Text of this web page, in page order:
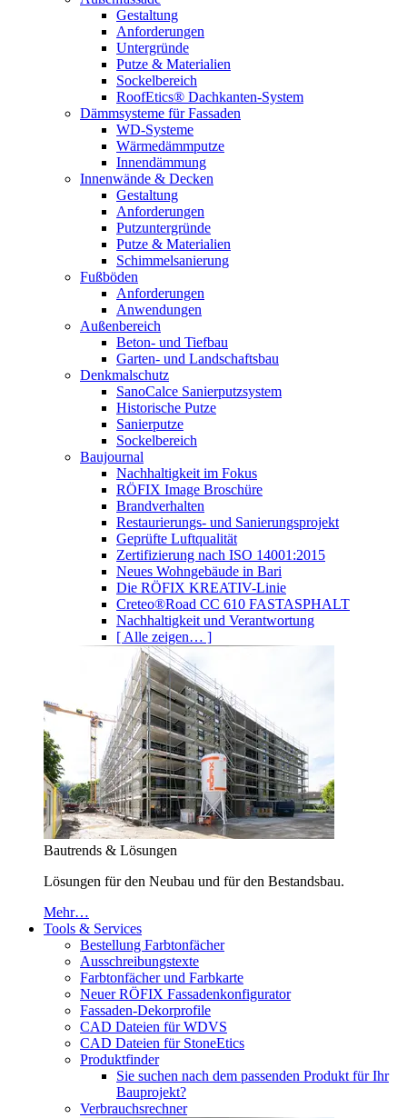
Gestaltung
Anforderungen
Untergründe
Putze & Materialien
Sockelbereich
RoofEtics® Dachkanten-System
Dämmsysteme für Fassaden
WD-Systeme
Wärmedämmputze
Innendämmung
Innenwände & Decken
Gestaltung
Anforderungen
Putzuntergründe
Putze & Materialien
Schimmelsanierung
Fußböden
Anforderungen
Anwendungen
Außenbereich
Beton- und Tiefbau
Garten- und Landschaftsbau
Denkmalschutz
SanoCalce Sanierputzsystem
Historische Putze
Sanierputze
Sockelbereich
Baujournal
Nachhaltigkeit im Fokus
RÖFIX Image Broschüre
Brandverhalten
Restaurierungs- und Sanierungsprojekt
Geprüfte Luftqualität
Zertifizierung nach ISO 14001:2015
Neues Wohngebäude in Bari
Die RÖFIX KREATIV-Linie
Creteo®Road CC 610 FASTASPHALT
Nachhaltigkeit und Verantwortung
[ Alle zeigen… ]
Bautrends & Lösungen
Lösungen für den Neubau und für den Bestandsbau.
Mehr…
Tools & Services
Bestellung Farbtonfächer
Ausschreibungstexte
Farbtonfächer und Farbkarte
Neuer RÖFIX Fassadenkonfigurator
Fassaden-Dekorprofile
CAD Dateien für WDVS
CAD Dateien für StoneEtics
Produktfinder
Sie suchen nach dem passenden Produkt für Ihr
Bauprojekt?
Verbrauchsrechner